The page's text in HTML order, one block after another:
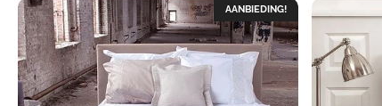
AANBIEDING!